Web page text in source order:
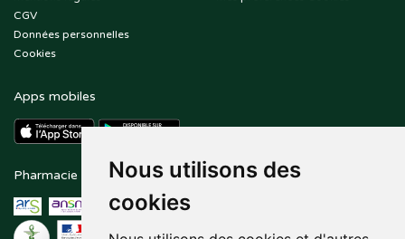
Nous utilisons des
cookies
CGV
Données personnelles
Cookies
Apps mobiles
Pharmacie en ligne agréée Paiement sécurisé